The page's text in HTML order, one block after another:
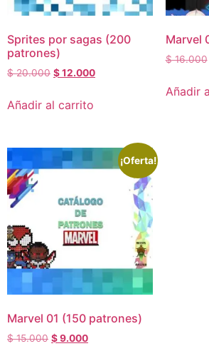
Sprites por sagas (200
patrones)
$20.000 $12.000
Añadir al carrito
Marvel
$16.000
Añadir
¡Oferta!
Marvel 01 (150 patrones)
$15.000 $9.000